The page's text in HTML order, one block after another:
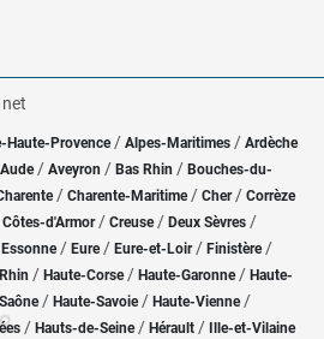
Haute-Provence / Alpes-Maritimes / Ardèche
Aude / Aveyron / Bas Rhin / Bouches-du-
/ Charente-Maritime/ Cher / Corrèze
Côtes-d'Armor/ Creuse/ Deux Sèvres /
Essonne / Eure/ Eure-et-Loir / Finistère/
/ Haute-Corse/ Haute-Garonne/ Haute-
/ Haute-Savoie/ Haute-Vienne/
/ Hauts-de-Seine/ Hérault / Ille-et-Vilaine